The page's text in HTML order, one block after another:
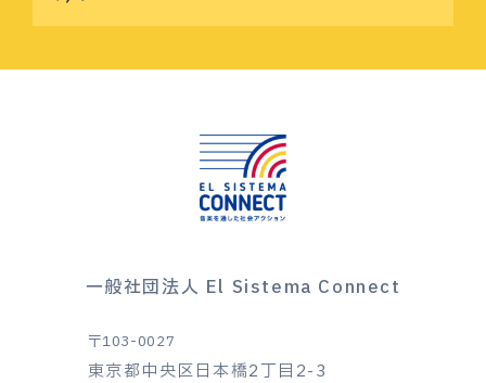
一般社団法人 El Sistema Connect
〒103-0027
東京都中央区日本橋2丁目2-3